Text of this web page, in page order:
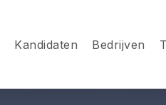
Kandidaten Bedrijven